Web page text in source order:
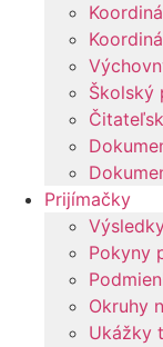
Školský
Prijímačky
Pokyny
Okruhy
Ukážky